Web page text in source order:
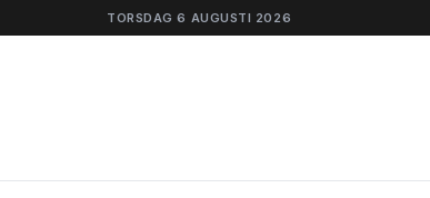
TORSDAG 6 AUGUSTI 2026